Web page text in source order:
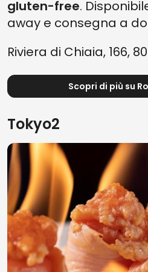
gluten-free.
away e consegna a
Riviera di Chiaia, 166,
Scopri di più su
Tokyo2